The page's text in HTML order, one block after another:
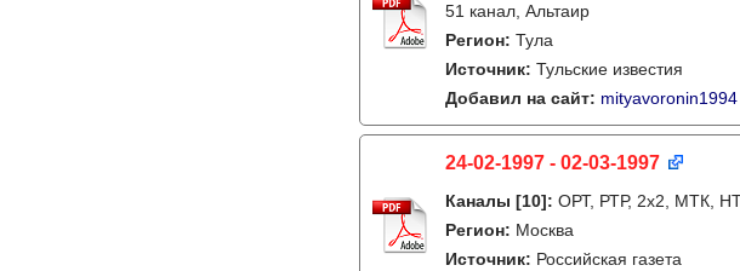
51 канал, Альтаир
Регион: Тула
Источник: Тульские известия
Добавил на сайт: mityavoronin1994
24-02-1997 - 02-03-1997
Каналы [10]: ОРТ, РТР, 2х2, МТК,
Регион: Москва
Источник: Российская газета